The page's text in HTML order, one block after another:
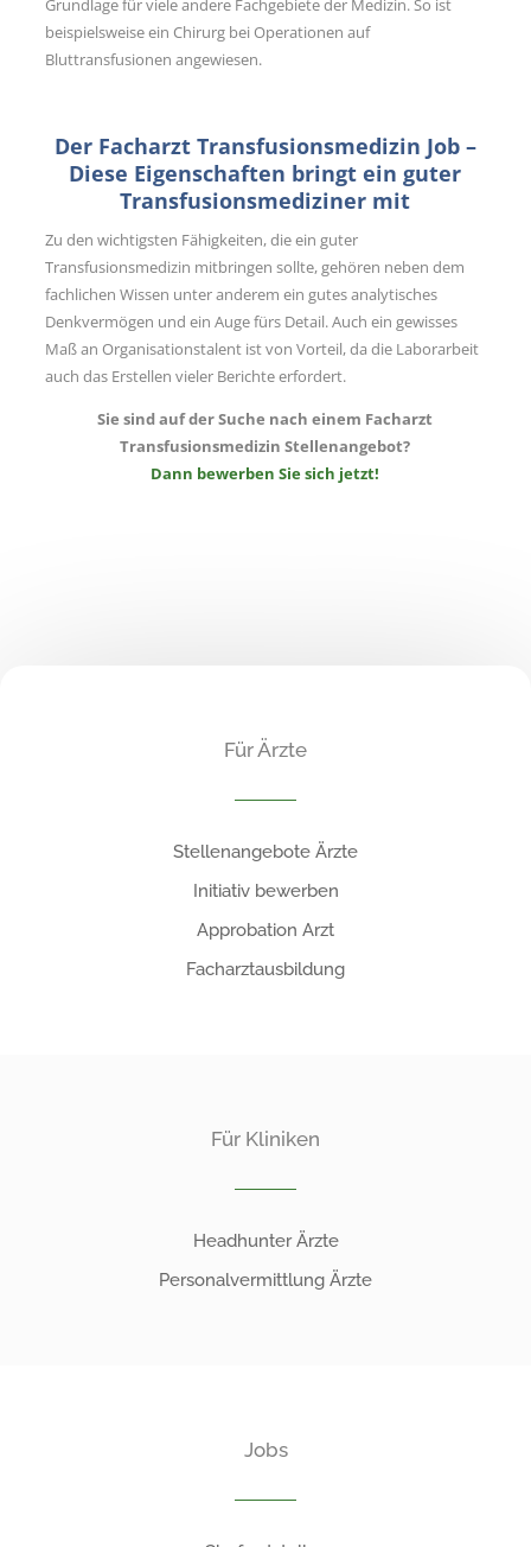
Grundlage für viele andere Fachgebiete der Medizin. So ist
beispielsweise ein Chirurg bei Operationen auf
Bluttransfusionen angewiesen.
Der Facharzt Transfusionsmedizin Job –
Diese Eigenschaften bringt ein guter
Transfusionsmediziner mit
Zu den wichtigsten Fähigkeiten, die ein guter
Transfusionsmedizin mitbringen sollte, gehören neben dem
fachlichen Wissen unter anderem ein gutes analytisches
Denkvermögen und ein Auge fürs Detail. Auch ein gewisses
Maß an Organisationstalent ist von Vorteil, da die Laborarbeit
auch das Erstellen vieler Berichte erfordert.
Sie sind auf der Suche nach einem Facharzt
Transfusionsmedizin Stellenangebot?
Dann bewerben Sie sich jetzt!
Für Ärzte
Stellenangebote Ärzte
Initiativ bewerben
Approbation Arzt
Facharztausbildung
Für Kliniken
Headhunter Ärzte
Personalvermittlung Ärzte
Jobs